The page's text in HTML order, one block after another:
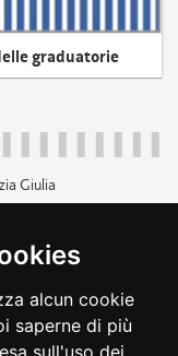
alcun cookie
saperne di più
sull'uso dei
graduatorie
Giulia
dichiarazione di